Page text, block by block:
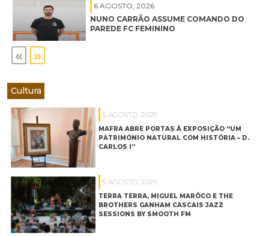
6 AGOSTO, 2026
NUNO CARRÃO ASSUME COMANDO DO
PAREDE FC FEMININO
« »
Cultura
6 AGOSTO, 2026
MAFRA ABRE PORTAS À EXPOSIÇÃO “UM
PATRIMÓNIO NATURAL COM HISTÓRIA – D.
CARLOS I”
6 AGOSTO, 2026
TERRA TERRA, MIGUEL MARÔCO E THE
BROTHERS GANHAM CASCAIS JAZZ
SESSIONS BY SMOOTH FM